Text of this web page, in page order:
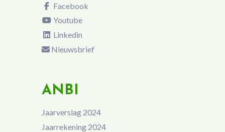
Facebook
Youtube
Linkedin
Nieuwsbrief
ANBI
Jaarverslag 2024
Jaarrekening 2024